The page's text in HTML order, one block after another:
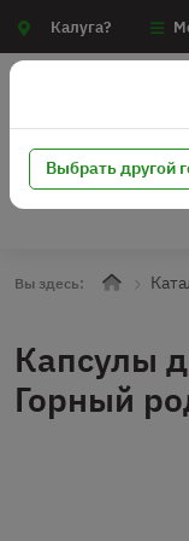
Калуга?
Вы здесь:
Капсулы
Горный
Выбрать другой